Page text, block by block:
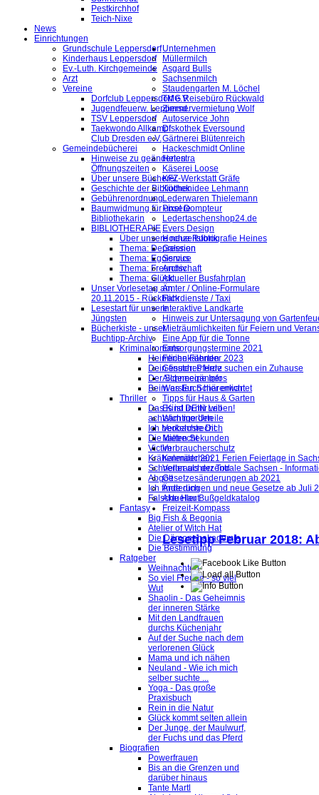
Pestkirchhof
Teich-Nixe
News
Einrichtungen
Grundschule Leppersdorf
Kinderhaus Leppersdorf
Ev.-Luth. Kirchgemeinde
Arzt
Vereine
Dorfclub Leppersdorf e.V.
Jugendfeuerw. Leppersd.
TSV Leppersdorf
Taekwondo Allkampf
Club Dresden e.V.
Gemeindebücherei
Hinweise zu geänderten
Öffnungszeiten
Über unsere Bücherei
Geschichte der Bibliothek
Gebührenordnung
Baumwidmung für unsere
Bibliothekarin
BIBLIOTHERAPIE
Über unsere neue Rubrik
Thema: Depression
Thema: Egoismus
Thema: Freundschaft
Thema: Glück
Unser Vorlesetag am
20.11.2015 - Rückblick
Lesestart für unsere
Jüngsten
Bücherkiste - unser
Buchtipp-Archiv
Kriminalromane
Heimliche Fährten
Dein finsteres Herz
Der Schneegänger
Beim ersten Schärenlicht
Thriller
Das Kind in mir will
achtsam morden
Ich beobachte Dich
Die kalten Sekunden
Victim
Krähenmädchen
Schneller als der Tod
Abgott
Ich finde dich
Falsche Haut
Fantasy
Big Fish & Begonia
Atelier of Witch Hat
Die Dämonenakademie
Die Bestimmung
Ratgeber
Weihnachten
So viel Freude - so viel
Wut
Shaolin - Das Geheimnis
der inneren Stärke
Mit den Landfrauen
durchs Küchenjahr
Auf der Suche nach dem
verlorenen Glück
Mama und ich nähen
Neuland - Wie ich mich
selber suchte ...
Yoga - Das große
Praxisbuch
Rein in die Natur
Glück kommt selten allein
Der Junge, der Maulwurf,
der Fuchs und das Pferd
Biografien
Powerfrauen
Bis an die Grenzen und
darüber hinaus
Tante Martl
Unternehmen
Müllermilch
Asgard Bulls
Sachsenmilch
Staudengarten M. Löchel
TMG Reisebüro Rückwald
Zimmervermietung Wolf
Autoservice John
Diskothek Eversound
Gärtnerei Blütenreich
Hackeschmidt Online
Helestra
Käserei Loose
KFZ-Werkstatt Gräfe
Küchenidee Lehmann
Lederwaren Thielemann
Pixel Dompteur
Ledertaschenshop24.de
Evers Design
Hochzeitsfotografie Heines
Galerien
Service
Archiv
Aktueller Busfahrplan
Ämter / Online-Formulare
Fahrdienste / Taxi
Interaktive Landkarte
Hinweis zur Untersagung von
Mieträumlichkeiten für Feiern und
Eine App für die Tonne
Entsorgungstermine 2021
Ferienkalender 2023
Gesuch: Pferde suchen ein Zuhause
Allgemeine Infos
Was Euch hier erwartet
Tipps für Haus & Garten
Es ist DEIN Leben!
Wichtige Urteile
Verkehrsrecht
Mietrecht
Verbraucherschutz
Kalender 2021 Ferien Feiertage in
Verbraucherzentrale Sachsen -
Gesetzesänderungen ab 2021
Änderungen und neue Gesetze ab Juli
Aktueller Bußgeldkatalog
Freizeit-Kompass
Lesetipp Februar 2018: